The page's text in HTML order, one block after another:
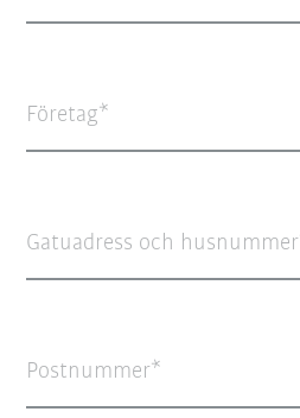
Företag
Gatuadress och husnummer
Postnummer